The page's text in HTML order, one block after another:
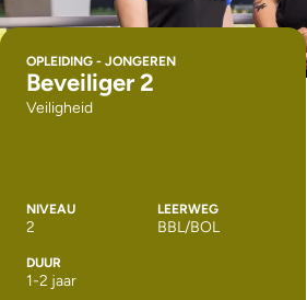
OPLEIDING - JONGEREN
Beveiliger 2
Veiligheid
NIVEAU
2
LEERWEG
BBL/BOL
DUUR
1-2 jaar